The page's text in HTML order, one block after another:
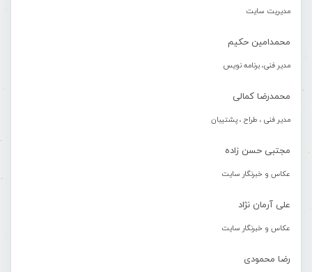
مدیریت سایت
محمدامین حکیم
مدیر فنی، برنامه نویس
محمدرضا کمالی
مدیر فنی ، طراح ، پشتیبان
مجتبی حسن زاده
عکاس و خبرنگار سایت
علی آرمان نژاد
عکاس و خبرنگار سایت
رضا محمودی